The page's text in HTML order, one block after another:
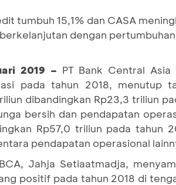
tumbuh 15,1% dan CASA
dengan
2019 – PT Bank Central
pada tahun 2018, menutup
dibandingkan Rp23,3 triliun
bersih dan pendapatan
Rp57,0 triliun pada tahun
pendapatan operasional
Jahja Setiaatmadja,
positif pada tahun 2018 di